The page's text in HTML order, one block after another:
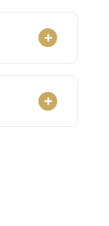
+
+